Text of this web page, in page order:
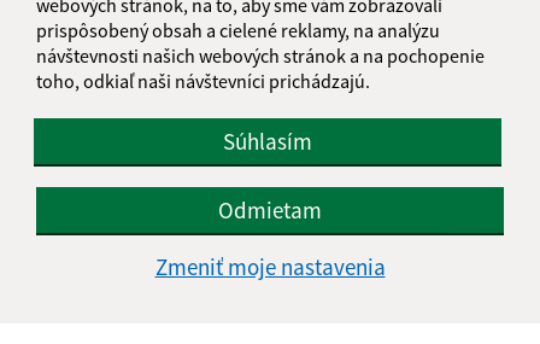
prispôsobený obsah a cielené reklamy, na analýzu
návštevnosti našich webových stránok a na pochopenie
toho, odkiaľ naši návštevníci prichádzajú.
Súhlasím
Odmietam
Zmeniť moje nastavenia